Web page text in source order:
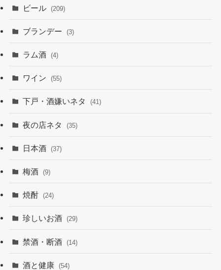
ビール (209)
ブランデー (3)
ラム酒 (4)
ワイン (55)
下戸・酒嫌いネタ (41)
夜の店ネタ (35)
日本酒 (37)
梅酒 (9)
焼酎 (24)
珍しいお酒 (29)
禁酒・断酒 (14)
酒と健康 (54)